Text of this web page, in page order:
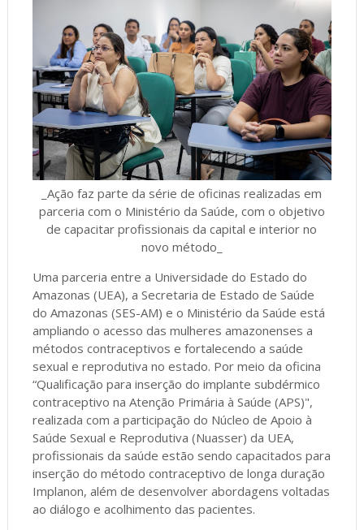
_Ação faz parte da série de oficinas realizadas em
parceria com o Ministério da Saúde, com o objetivo
de capacitar profissionais da capital e interior no
novo método_
Uma parceria entre a Universidade do Estado do
Amazonas (UEA), a Secretaria de Estado de Saúde
do Amazonas (SES-AM) e o Ministério da Saúde está
ampliando o acesso das mulheres amazonenses a
métodos contraceptivos e fortalecendo a saúde
sexual e reprodutiva no estado. Por meio da oficina
“Qualificação para inserção do implante subdérmico
contraceptivo na Atenção Primária à Saúde (APS)",
realizada com a participação do Núcleo de Apoio à
Saúde Sexual e Reprodutiva (Nuasser) da UEA,
profissionais da saúde estão sendo capacitados para
inserção do método contraceptivo de longa duração
Implanon, além de desenvolver abordagens voltadas
ao diálogo e acolhimento das pacientes.